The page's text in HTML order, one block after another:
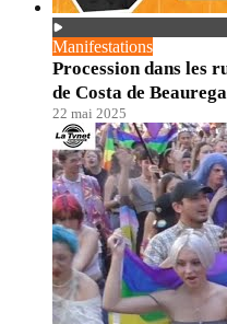
Manifestations
Procession dans les
de Costa de
22 mai 2025